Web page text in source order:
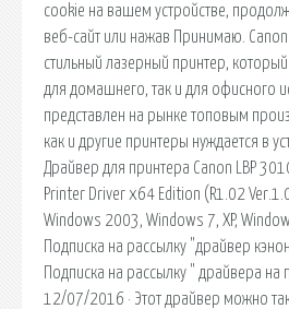
cookie на вашем устройстве,
веб-сайт или нажав Принимаю. Canon
стильный лазерный принтер,
для домашнего, так и для офисного
представлен на рынке топовым
как и другие принтеры нуждается в
Драйвер для принтера Canon LBP
Printer Driver x64 Edition (R1.02
Windows 2003, Windows 7, XP,
Подписка на рассылку "драйвер
Подписка на рассылку " драйвера на
12/07/2016 · Этот драйвер можно